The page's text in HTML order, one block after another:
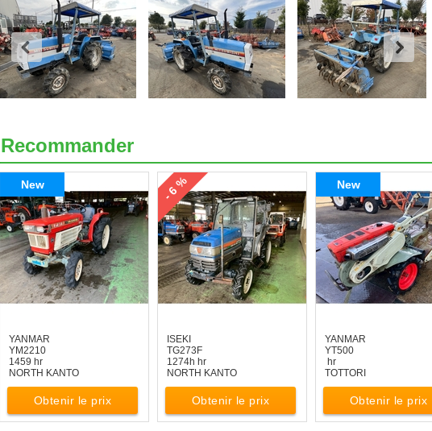
Recommander
New
YANMAR
YM2210
1459 hr
NORTH KANTO
Obtenir le prix
- 6 %
ISEKI
TG273F
1274h hr
NORTH KANTO
Obtenir le prix
New
YANMAR
YT500
hr
TOTTORI
Obtenir le prix